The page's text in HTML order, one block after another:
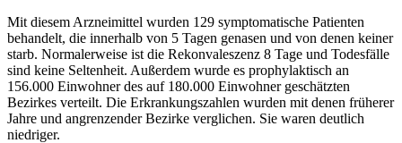
Mit diesem Arzneimittel wurden 129 symptomatische Patienten
behandelt, die innerhalb von 5 Tagen genasen und von denen keiner
starb. Normalerweise ist die Rekonvaleszenz 8 Tage und Todesfälle
sind keine Seltenheit. Außerdem wurde es prophylaktisch an
156.000 Einwohner des auf 180.000 Einwohner geschätzten
Bezirkes verteilt. Die Erkrankungszahlen wurden mit denen früherer
Jahre und angrenzender Bezirke verglichen. Sie waren deutlich
niedriger.